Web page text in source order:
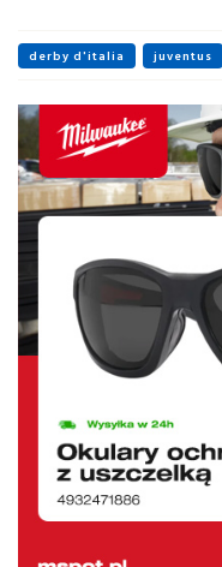
derby d'italia juventus